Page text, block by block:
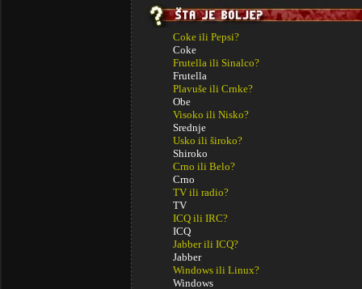
Coke ili Pepsi?
Coke
Frutella ili Sinalco?
Frutella
Plavuše ili Crnke?
Obe
Visoko ili Nisko?
Srednje
Usko ili široko?
Shiroko
Crno ili Belo?
Crno
TV ili radio?
TV
ICQ ili IRC?
ICQ
Jabber ili ICQ?
Jabber
Windows ili Linux?
Windows